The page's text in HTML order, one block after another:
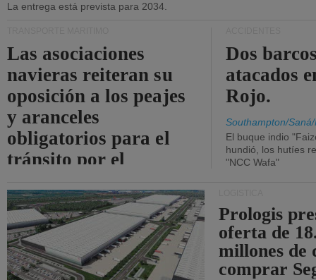
La entrega está prevista para 2034.
Las asociaciones
navieras reiteran su
oposición a los peajes
y aranceles
obligatorios para el
tránsito por el
Dos
atacados
Rojo.
Southampton/
El buque indio
hundió, los hutíes
"NCC Wafa"
Prologis
oferta de
millones de
comprar